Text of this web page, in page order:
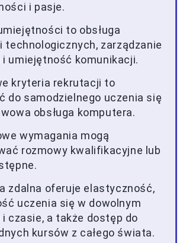
i pasje.
to obsługa
technologicznych, zarządzanie
i umiejętność komunikacji.
kryteria rekrutacji to
do samodzielnego uczenia się
obsługa komputera.
wymagania mogą
rozmowy kwalifikacyjne lub
zdalna oferuje elastyczność,
uczenia się w dowolnym
czasie, a także dostęp do
kursów z całego świata.